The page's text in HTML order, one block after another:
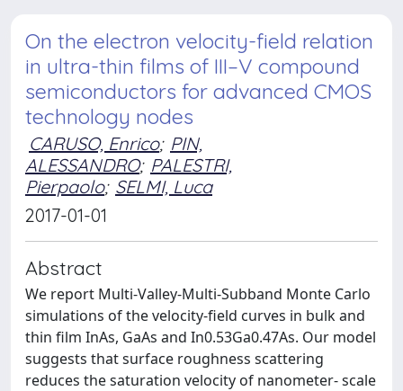
On the electron velocity-field relation
in ultra-thin films of III–V compound
semiconductors for advanced CMOS
technology nodes
CARUSO, Enrico; PIN,
ALESSANDRO; PALESTRI,
Pierpaolo; SELMI, Luca
2017-01-01
Abstract
We report Multi-Valley-Multi-Subband Monte Carlo
simulations of the velocity-field curves in bulk and
thin film InAs, GaAs and In0.53Ga0.47As. Our model
suggests that surface roughness scattering
reduces the saturation velocity of nanometer- scale